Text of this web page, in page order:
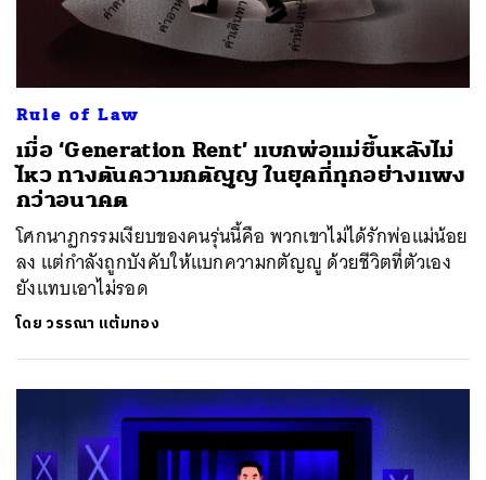
Rule of Law
เมื่อ ‘Generation Rent’ แบกพ่อแม่ขึ้นหลังไม่
ไหว ทางตันความกตัญญู ในยุคที่ทุกอย่างแพง
กว่าอนาคต
โศกนาฏกรรมเงียบของคนรุ่นนี้คือ พวกเขาไม่ได้รักพ่อแม่น้อย
ลง แต่กำลังถูกบังคับให้แบกความกตัญญู ด้วยชีวิตที่ตัวเอง
ยังแทบเอาไม่รอด
โดยวรรณา แต้มทอง